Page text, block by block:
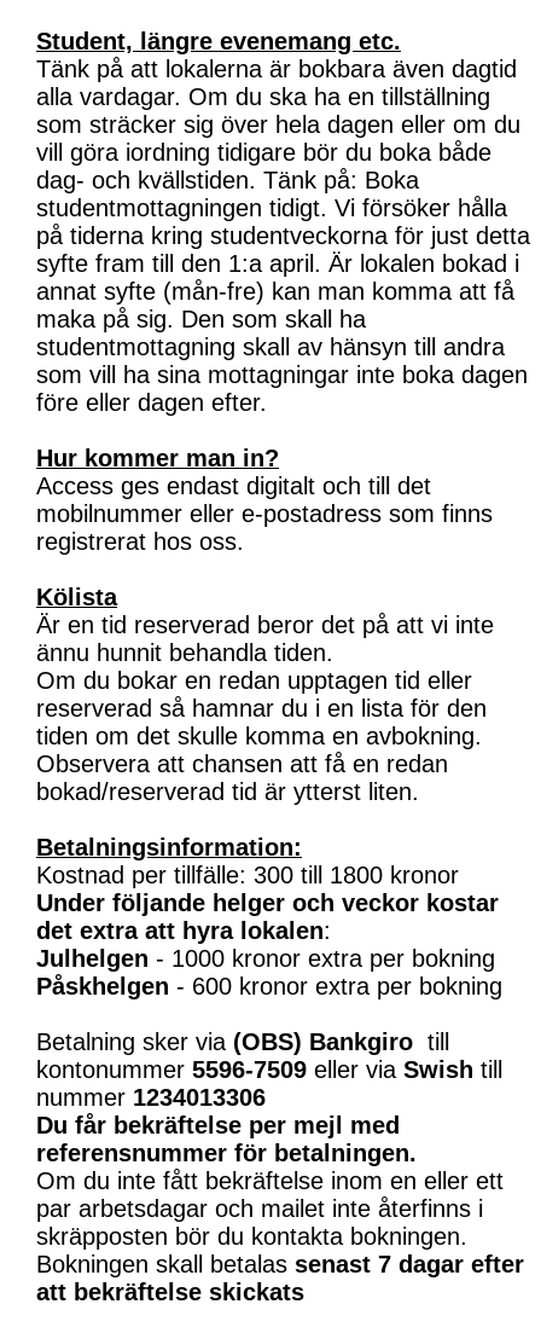
Student, längre evenemang etc.
Tänk på att lokalerna är bokbara även dagtid
alla vardagar. Om du ska ha en tillställning
som sträcker sig över hela dagen eller om du
vill göra iordning tidigare bör du boka både
dag- och kvällstiden. Tänk på: Boka
studentmottagningen tidigt. Vi försöker hålla
på tiderna kring studentveckorna för just detta
syfte fram till den 1:a april. Är lokalen bokad i
annat syfte (mån-fre) kan man komma att få
maka på sig. Den som skall ha
studentmottagning skall av hänsyn till andra
som vill ha sina mottagningar inte boka dagen
före eller dagen efter.
Hur kommer man in?
Access ges endast digitalt och till det
mobilnummer eller e-postadress som finns
registrerat hos oss.
Kölista
Är en tid reserverad beror det på att vi inte
ännu hunnit behandla tiden.
Om du bokar en redan upptagen tid eller
reserverad så hamnar du i en lista för den
tiden om det skulle komma en avbokning.
Observera att chansen att få en redan
bokad/reserverad tid är ytterst liten.
Betalningsinformation:
Kostnad per tillfälle: 300 till 1800 kronor
Under följande helger och veckor kostar
det extra att hyra lokalen:
Julhelgen - 1000 kronor extra per bokning
Påskhelgen - 600 kronor extra per bokning
Betalning sker via (OBS) Bankgiro till
kontonummer 5596-7509 eller via Swish till
nummer 1234013306
Du får bekräftelse per mejl med
referensnummer för betalningen.
Om du inte fått bekräftelse inom en eller ett
par arbetsdagar och mailet inte återfinns i
skräpposten bör du kontakta bokningen.
Bokningen skall betalas senast 7 dagar efter
att bekräftelse skickats